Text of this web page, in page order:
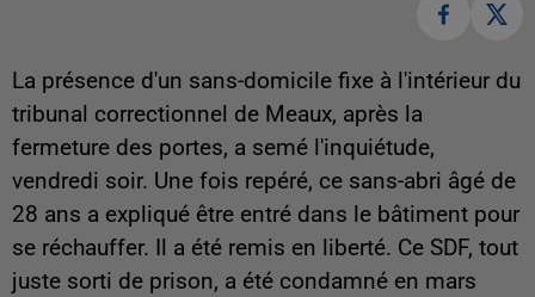
La présence d'un sans-domicile fixe à l'intérieur du
tribunal correctionnel de Meaux, après la
fermeture des portes, a semé l'inquiétude,
vendredi soir. Une fois repéré, ce sans-abri âgé de
28 ans a expliqué être entré dans le bâtiment pour
se réchauffer. Il a été remis en liberté. Ce SDF, tout
juste sorti de prison, a été condamné en mars